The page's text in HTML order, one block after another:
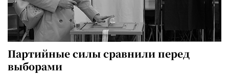
Партийные силы сравнили перед
выборами